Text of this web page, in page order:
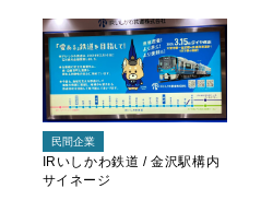
民間企業
IRいしかわ鉄道 / 金沢駅構内
サイネージ